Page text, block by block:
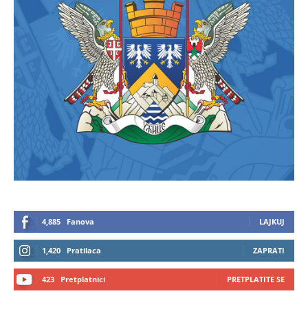
4,885 Fanova LAJKUJ
1,420 Pratilaca ZAPRATI
423 Pretplatnici PRETPLATITE SE